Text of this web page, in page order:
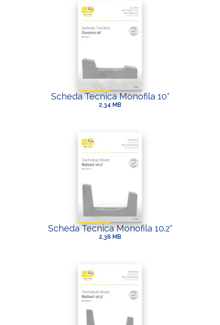
Scheda Tecnica Monofila 10°
2,34 MB
Scheda Tecnica Monofila 10.2°
2,36 MB